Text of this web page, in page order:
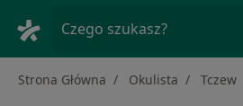
Czego szukasz?
Strona Główna Okulista Tczew